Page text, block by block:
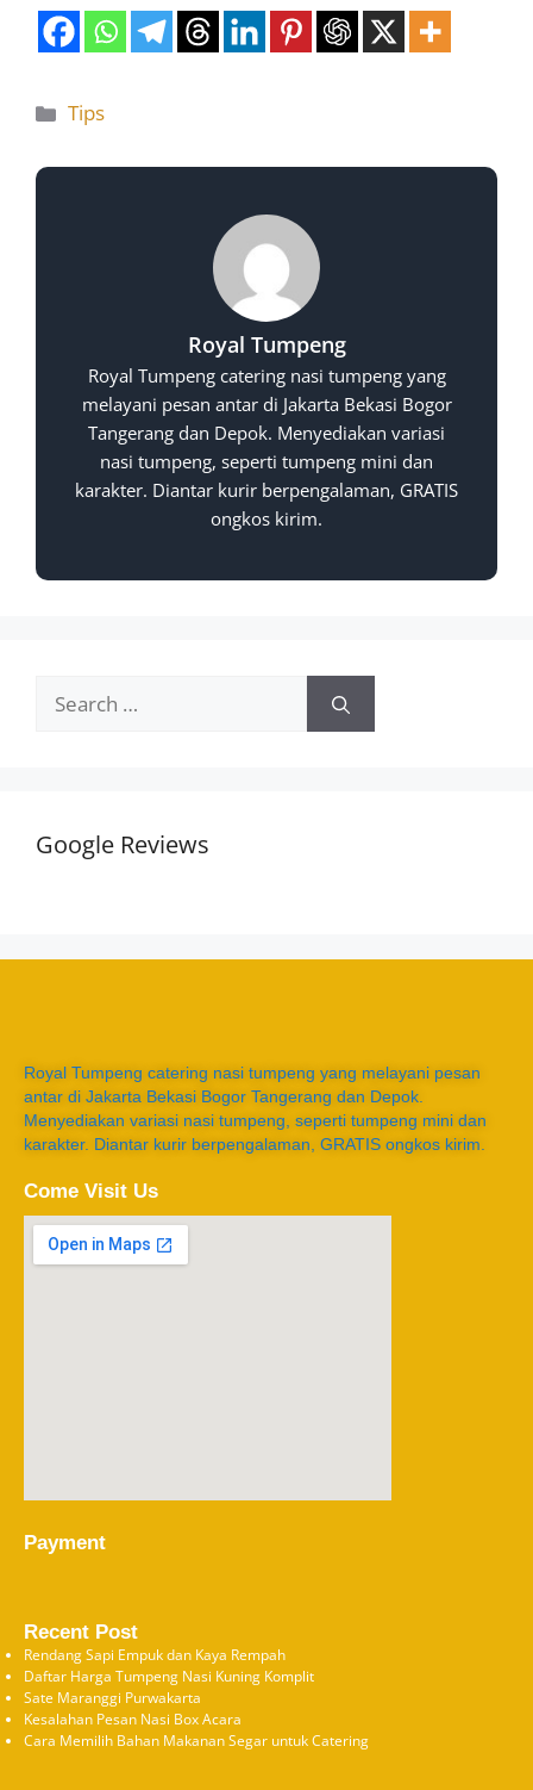
Tips
Royal Tumpeng
Royal Tumpeng catering nasi tumpeng yang
melayani pesan antar di Jakarta Bekasi Bogor
Tangerang dan Depok. Menyediakan variasi
nasi tumpeng, seperti tumpeng mini dan
karakter. Diantar kurir berpengalaman, GRATIS
ongkos kirim.
Google Reviews
Royal Tumpeng catering nasi tumpeng yang melayani pesan
antar di Jakarta Bekasi Bogor Tangerang dan Depok.
Menyediakan variasi nasi tumpeng, seperti tumpeng mini dan
karakter. Diantar kurir berpengalaman, GRATIS ongkos kirim.
Come Visit Us
Payment
Recent Post
Rendang Sapi Empuk dan Kaya Rempah
Daftar Harga Tumpeng Nasi Kuning Komplit
Sate Maranggi Purwakarta
Kesalahan Pesan Nasi Box Acara
Cara Memilih Bahan Makanan Segar untuk Catering